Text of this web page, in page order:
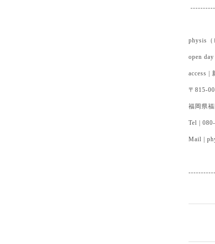
physis（
open
access |
〒815-
福岡県
Tel |
Mail |